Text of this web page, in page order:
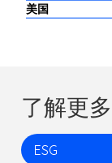
美国
了解更多
ESG